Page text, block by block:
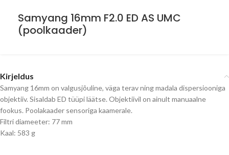
Samyang 16mm F2.0 ED AS UMC
(poolkaader)
Kirjeldus
Samyang 16mm on valgusjõuline, väga terav ning madala dispersiooniga
objektiiv. Sisaldab ED tüüpi läätse. Objektiivil on ainult manuaalne
fookus. Poolakaader sensoriga kaamerale.
Filtri diameeter: 77 mm
Kaal: 583 g